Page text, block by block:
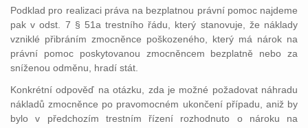
Podklad pro realizaci práva na bezplatnou právní pomoc najdeme
pak v odst. 7 § 51a trestního řádu, který stanovuje, že náklady
vzniklé přibráním zmocněnce poškozeného, který má nárok na
právní pomoc poskytovanou zmocněncem bezplatně nebo za
sníženou odměnu, hradí stát.
Konkrétní odpověď na otázku, zda je možné požadovat náhradu
nákladů zmocněnce po pravomocném ukončení případu, aniž by
bylo v předchozím trestním řízení rozhodnuto o nároku na